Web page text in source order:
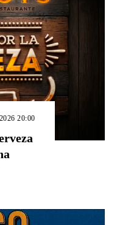
20:00